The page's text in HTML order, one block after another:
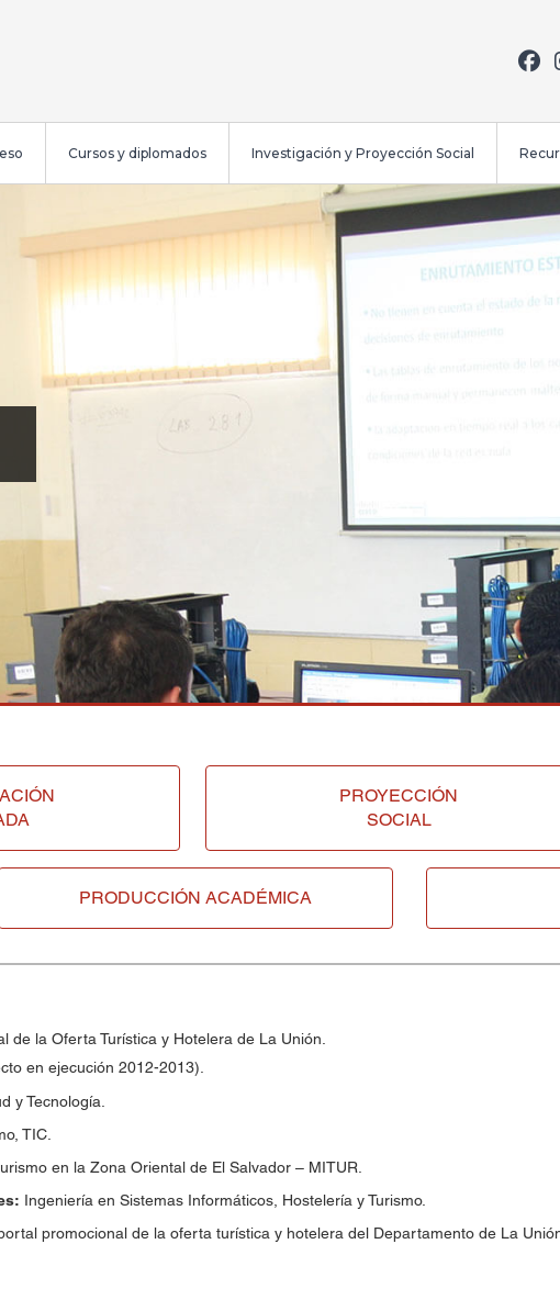
Cursos y diplomados Investigación y Proyección Social
PROYECCIÓN
SOCIAL
PRODUCCIÓN ACADÉMICA
de la Oferta Turística y Hotelera de La Unión.
en ejecución 2012-2013).
y Tecnología.
TIC.
en la Zona Oriental de El Salvador – MITUR.
Ingeniería en Sistemas Informáticos, Hostelería y Turismo.
promocional de la oferta turística y hotelera del Departamento de La